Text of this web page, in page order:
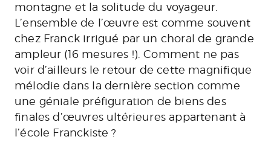
montagne et la solitude du voyageur.
L’ensemble de l’œuvre est comme souvent
chez Franck irrigué par un choral de grande
ampleur (16 mesures !). Comment ne pas
voir d’ailleurs le retour de cette magnifique
mélodie dans la dernière section comme
une géniale préfiguration de biens des
finales d’œuvres ultérieures appartenant à
l’école Franckiste ?